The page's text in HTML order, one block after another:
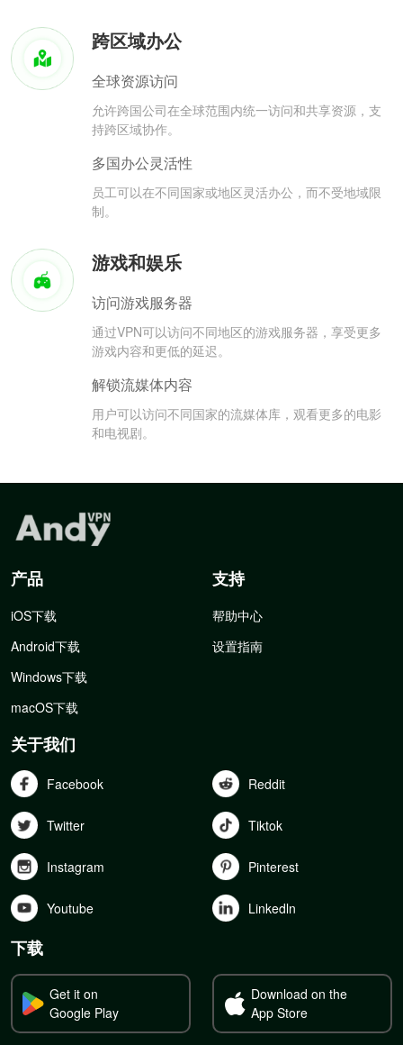
跨区域办公
全球资源访问
允许跨国公司在全球范围内统一访问和共享资源，支
持跨区域协作。
多国办公灵活性
员工可以在不同国家或地区灵活办公，而不受地域限
制。
游戏和娱乐
访问游戏服务器
通过VPN可以访问不同地区的游戏服务器，享受更多
游戏内容和更低的延迟。
解锁流媒体内容
用户可以访问不同国家的流媒体库，观看更多的电影
和电视剧。
产品
iOS下载
Android下载
Windows下载
macOS下载
支持
帮助中心
设置指南
关于我们
Facebook Reddit
Twitter Tiktok
Instagram Pinterest
Youtube Linkedln
下载
Get it on
Google Play
Download on the
App Store